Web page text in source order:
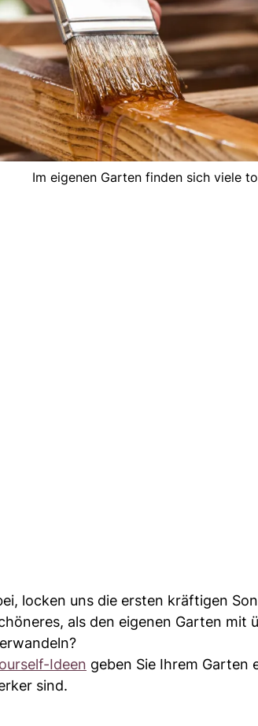
Im eigenen Garten finden sich viele
locken uns die ersten kräftigen
als den eigenen Garten mit
Ideen geben Sie Ihrem Garten
sind.